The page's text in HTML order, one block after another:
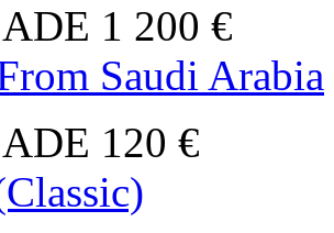
1 200 €
Saudi Arabia
120 €